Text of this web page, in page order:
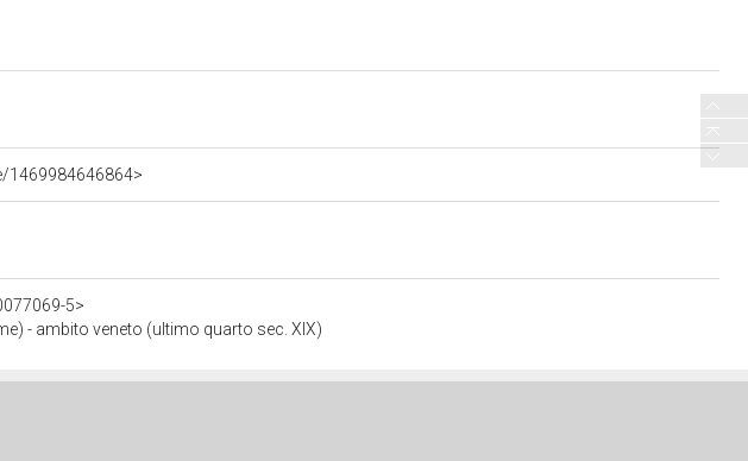
1469984646864>
5>
- ambito veneto (ultimo quarto sec. XIX)